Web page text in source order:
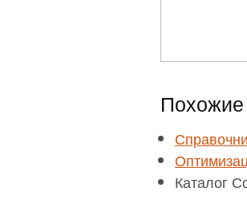
Похожие
Каталог